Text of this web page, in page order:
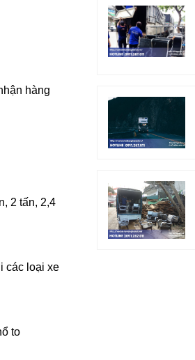
hàng
2 tấn, 2,4
các loại xe
to